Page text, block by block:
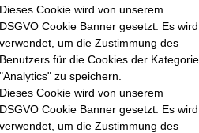
Dieses Cookie wird von unserem
DSGVO Cookie Banner gesetzt. Es wird
verwendet, um die Zustimmung des
Benutzers für die Cookies der Kategorie
"Analytics" zu speichern.
Dieses Cookie wird von unserem
DSGVO Cookie Banner gesetzt. Es wird
verwendet, um die Zustimmung des